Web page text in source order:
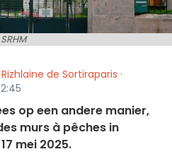
SRHM
Rizhlaine de Sortiraparis ·
op een andere manier,
murs à pêches in
mei 2025.